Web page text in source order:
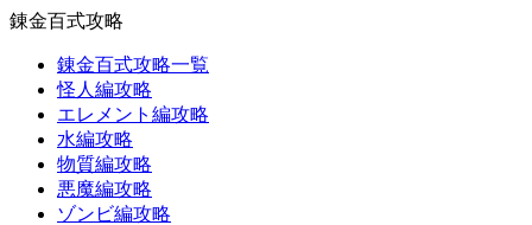
錬金百式攻略
錬金百式攻略一覧
怪人編攻略
エレメント編攻略
水編攻略
物質編攻略
悪魔編攻略
ゾンビ編攻略